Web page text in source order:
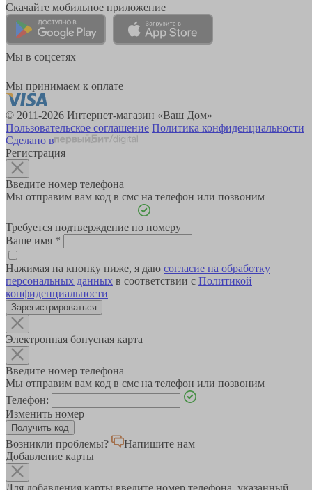
Скачайте мобильное приложение
Мы в соцсетях
Мы принимаем к оплате
© 2011-2026 Интернет-магазин «Ваш Дом»
Пользовательское соглашение Политика конфиденциальности
Сделано в
Регистрация
Введите номер телефона
Мы отправим вам код в смс на телефон или позвоним
Требуется подтверждение по номеру
Ваше имя *
Нажимая на кнопку ниже, я даю согласие на обработку
персональных данных в соответствии с Политикой
конфиденциальности
Зарегистрироваться
Электронная бонусная карта
Введите номер телефона
Мы отправим вам код в смс на телефон или позвоним
Телефон:
Изменить номер
Возникли проблемы?
Напишите нам
Добавление карты